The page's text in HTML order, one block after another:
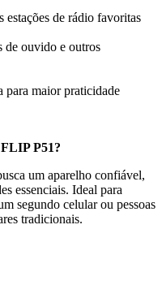
estações de rádio favoritas
de ouvido e outros
para maior praticidade
P51?
um aparelho confiável,
essenciais. Ideal para
segundo celular ou pessoas
tradicionais.